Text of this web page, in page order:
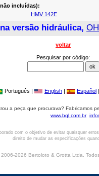
incluídas):
HMV 142E
versão hidráulica,
voltar
Pesquisar por código:
Português | English | Español |
a peça que procurava? Fabricamos
www.bgl.com.br
com o objetivo de evitar quaisquer
direito de mudar as especificações
2026 Bertoloto & Grotta Ltda.